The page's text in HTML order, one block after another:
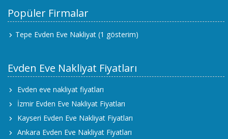
Popüler Firmalar
Tepe Evden Eve Nakliyat (1 gösterim)
Evden Eve Nakliyat Fiyatları
Evden eve nakliyat fiyatları
İzmir Evden Eve Nakliyat Fiyatları
Kayseri Evden Eve Nakliyat Fiyatları
Ankara Evden Eve Nakliyat Fiyatları